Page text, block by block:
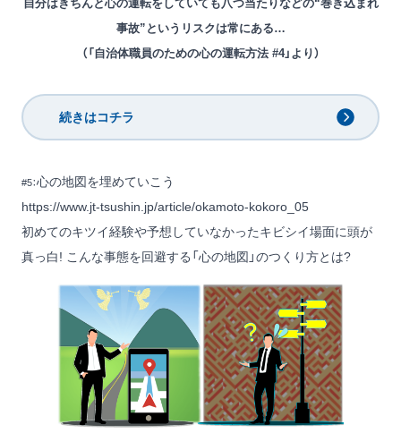
自分はきちんと心の運転をしていても八つ当たりなどの“巻き込まれ
事故”というリスクは常にある…
（「自治体職員のための心の運転方法 #4」より）
続きはコチラ
#5：心の地図を埋めていこう
https://www.jt-tsushin.jp/article/okamoto-kokoro_05
初めてのキツイ経験や予想していなかったキビシイ場面に頭が
真っ白! こんな事態を回避する「心の地図」のつくり方とは?